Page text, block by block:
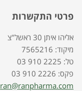
פרטי התקשרות
אליהו איתן 30 ראשל"צ
7565216 :מיקוד
03 910 2225 :טל
03 910 2226 :פקס
ran@ranpharma.com